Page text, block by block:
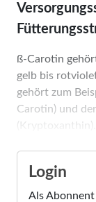
ß-Carotin
gelb bis
gehört zum
Carotin) und
(Kryptoxanthin).
Login
Als